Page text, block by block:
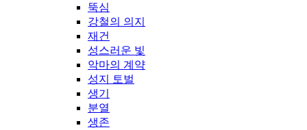
뚝심
강철의 의지
재건
성스러운 빛
악마의 계약
성지 토벌
생기
분열
생존